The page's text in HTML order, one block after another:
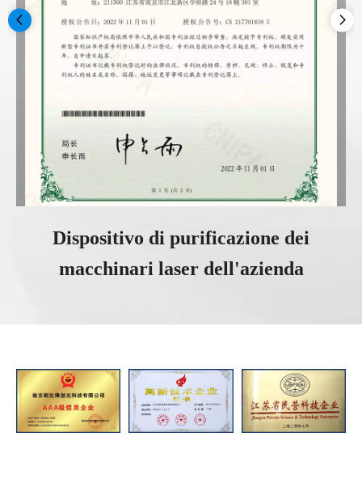
Dispositivo di purificazione dei
macchinari laser dell'azienda